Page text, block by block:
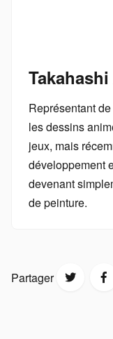
Représentant
les dessins
jeux, mais
développement
devenant
de peinture.
Partager